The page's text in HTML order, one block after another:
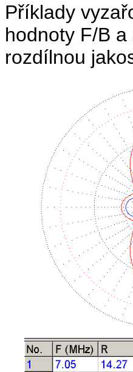
Příklady
hodnoty F/B
rozdílnou